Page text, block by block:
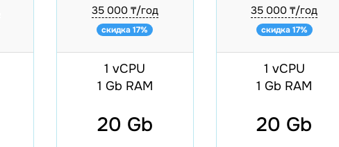
35 000 ₸/год
скидка 17%
1 vCPU
1 Gb RAM
20 Gb
35 000 ₸/год
скидка 17%
1 vCPU
1 Gb RAM
20 Gb